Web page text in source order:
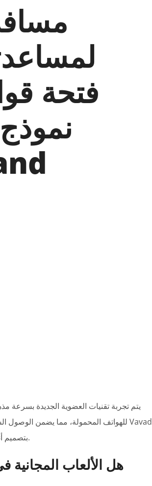
فتحة
يتم تجربة تقنيات العضوية الجديدة بسرعة
للهواتف المحمولة، مما يضمن الوصول
Gambling بتصميم أنيق وسهل الاستخدام، مما يوفر تنقلًا سهلاً وسهل الاستخدام.
هل الألعاب المجانية